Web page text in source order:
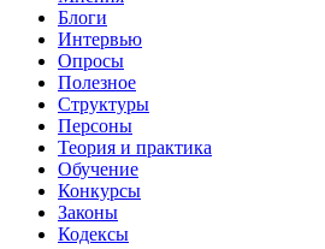
Блоги
Интервью
Опросы
Полезное
Структуры
Персоны
Теория и практика
Обучение
Конкурсы
Законы
Кодексы